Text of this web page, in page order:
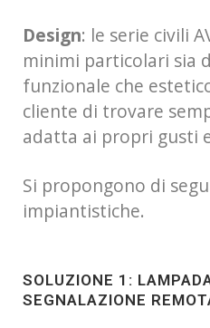
Design: le serie civili
minimi particolari sia
funzionale che
cliente di trovare
adatta ai propri gusti
Si propongono di
impiantistiche.
SOLUZIONE 1:
SEGNALAZIONE